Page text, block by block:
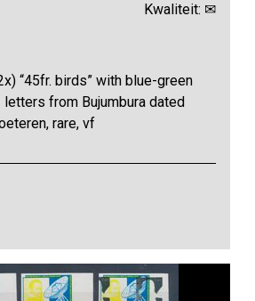
Kwaliteit: ✉
“45fr. birds” with blue-green
from Bujumbura dated
rare, vf